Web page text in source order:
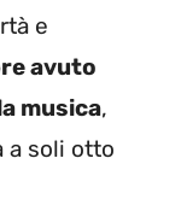
e
avuto
musica,
a soli otto